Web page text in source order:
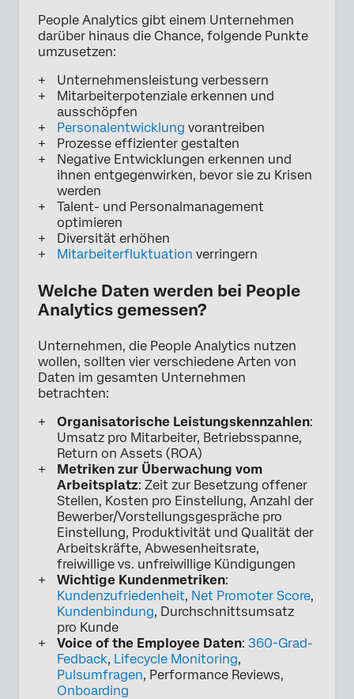
People Analytics gibt einem Unternehmen
darüber hinaus die Chance, folgende Punkte
umzusetzen:
Unternehmensleistung verbessern
Mitarbeiterpotenziale erkennen und
ausschöpfen
Personalentwicklung vorantreiben
Prozesse effizienter gestalten
Negative Entwicklungen erkennen und
ihnen entgegenwirken, bevor sie zu Krisen
werden
Talent- und Personalmanagement
optimieren
Diversität erhöhen
Mitarbeiterfluktuation verringern
Welche Daten werden bei People
Analytics gemessen?
Unternehmen, die People Analytics nutzen
wollen, sollten vier verschiedene Arten von
Daten im gesamten Unternehmen
betrachten:
Organisatorische Leistungskennzahlen:
Umsatz pro Mitarbeiter, Betriebsspanne,
Return on Assets (ROA)
Metriken zur Überwachung vom
Arbeitsplatz: Zeit zur Besetzung offener
Stellen, Kosten pro Einstellung, Anzahl der
Bewerber/Vorstellungsgespräche pro
Einstellung, Produktivität und Qualität der
Arbeitskräfte, Abwesenheitsrate,
freiwillige vs. unfreiwillige Kündigungen
Wichtige Kundenmetriken:
Kundenzufriedenheit, Net Promoter Score,
Kundenbindung, Durchschnittsumsatz
pro Kunde
Voice of the Employee Daten: 360-Grad-
Fedback, Lifecycle Monitoring,
Pulsumfragen, Performance Reviews,
Onboarding